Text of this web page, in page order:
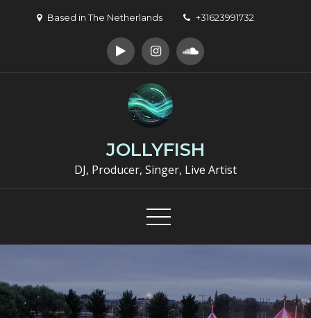
Based in The Netherlands +31623991732
JOLLYFISH
DJ, Producer, Singer, Live Artist